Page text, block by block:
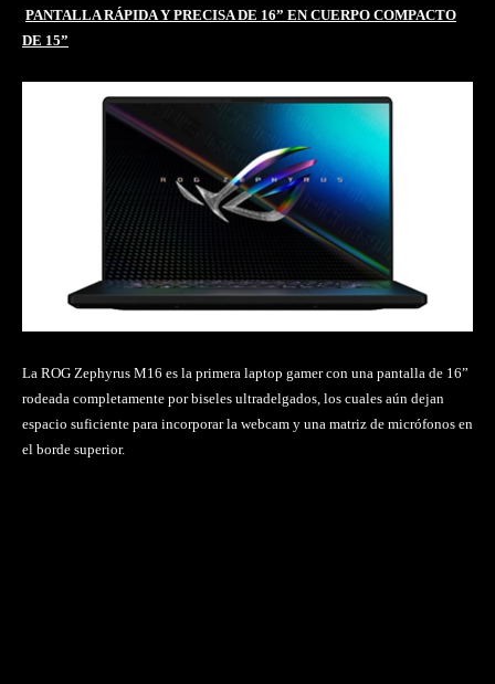
PANTALLA RÁPIDA Y PRECISA DE 16” EN CUERPO COMPACTO
DE 15”
La ROG Zephyrus M16 es la primera laptop gamer con una pantalla de 16”
rodeada completamente por biseles ultradelgados, los cuales aún dejan
espacio suficiente para incorporar la webcam y una matriz de micrófonos en
el borde superior.